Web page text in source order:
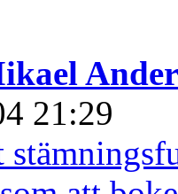
21:29